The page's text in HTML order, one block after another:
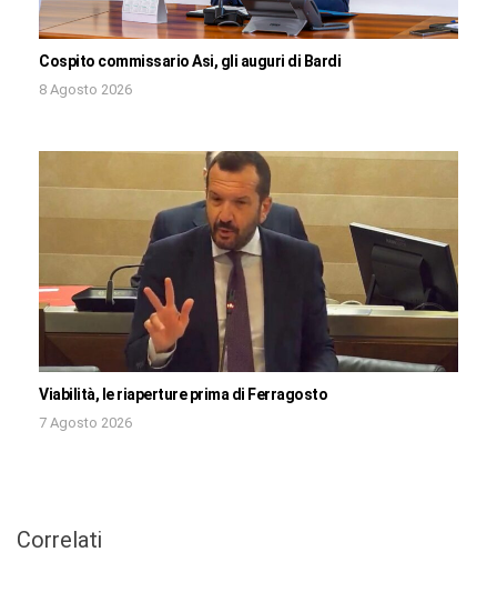
Cospito commissario Asi, gli auguri di Bardi
8 Agosto 2026
Viabilità, le riaperture prima di Ferragosto
7 Agosto 2026
Correlati